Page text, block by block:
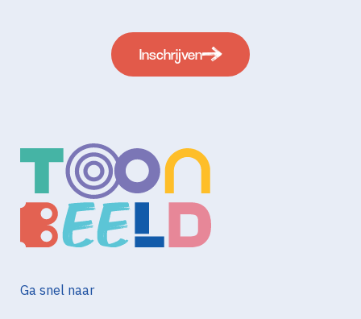
Inschrijven
Ga snel naar